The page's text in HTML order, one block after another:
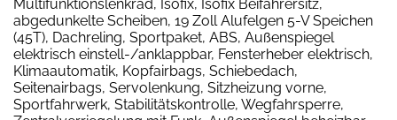
Multifunktionslenkrad, Isofix, Isofix Beifahrersitz,
abgedunkelte Scheiben, 19 Zoll Alufelgen 5-V Speichen
(45T), Dachreling, Sportpaket, ABS, Außenspiegel
elektrisch einstell-/anklappbar, Fensterheber elektrisch,
Klimaautomatik, Kopfairbags, Schiebedach,
Seitenairbags, Servolenkung, Sitzheizung vorne,
Sportfahrwerk, Stabilitätskontrolle, Wegfahrsperre,